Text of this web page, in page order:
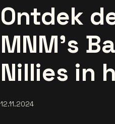
Ontdek
MNM’s
Nillies in
12.11.2024